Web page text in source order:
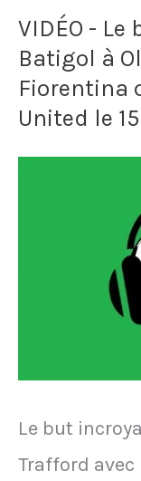
arrivée
au
Bayern
d’eau
sur
VIDÉO -
Batigol à
Fiorentina
United le
Le but
Trafford